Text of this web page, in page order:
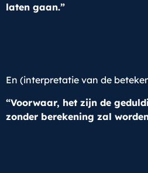
laten gaan.”
En (interpretatie van de
“Voorwaar, het zijn de
zonder berekening zal